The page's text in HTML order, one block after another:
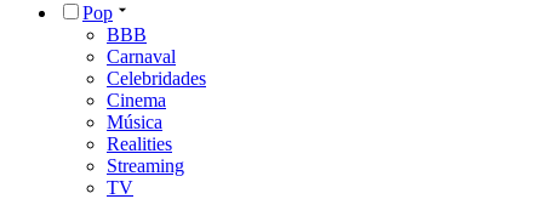
Pop
BBB
Carnaval
Celebridades
Cinema
Música
Realities
Streaming
TV